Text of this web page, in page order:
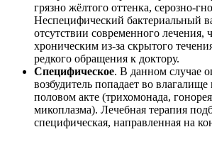
грязно жёлтого оттенка, серозно-
Неспецифический бактериальный
отсутствии современного лечения,
хроническим из-за скрытого
редкого обращения к доктору.
Специфическое. В данном случае
возбудитель попадает во
половом акте (трихомонада,
микоплазма). Лечебная терапия
специфическая, направленная на